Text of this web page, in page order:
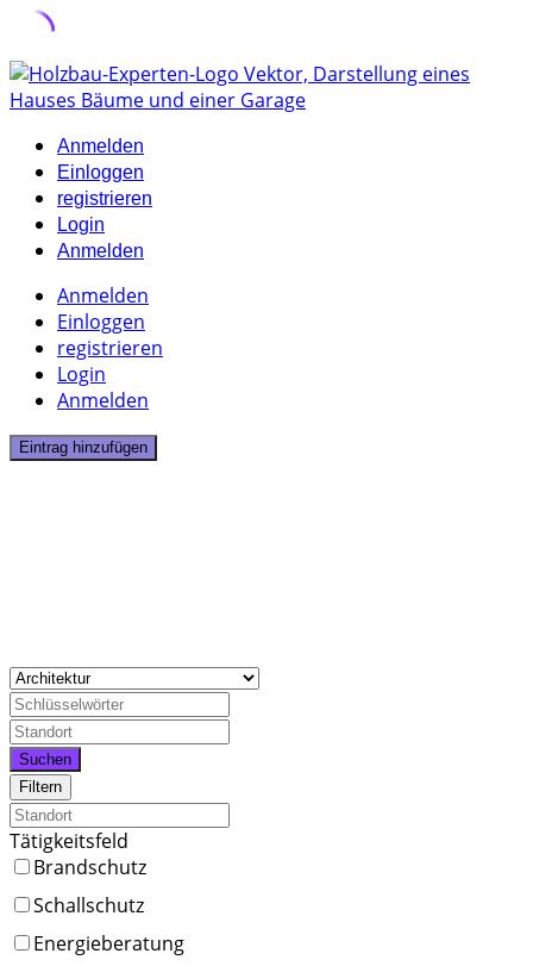
Skip
to
Anmelden
Einloggen
registrieren
Login
Anmelden
Anmelden
Einloggen
registrieren
Login
Anmelden
Eintrag hinzufügen
Suchen
Filtern
Tätigkeitsfeld
Brandschutz
Schallschutz
Energieberatung